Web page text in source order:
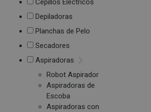
Depiladoras
Planchas de Pelo
Secadores
Aspiradoras
Robot Aspirador
Aspiradoras de
Escoba
Aspiradoras con